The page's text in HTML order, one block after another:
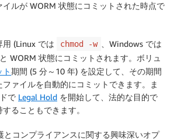
ルが WORM 状態にコミットされた時点で
用 (Linux では chmod -w 、Windows では
WORM 状態にコミットされます。ボリュ
ト期間 (5 分～10 年) を設定して、その期間
ァイルを自動的にコミットできます。ま
で Legal Hold を開始して、法的な目的で
ることもできます。
とコンプライアンスに関する興味深いオプ